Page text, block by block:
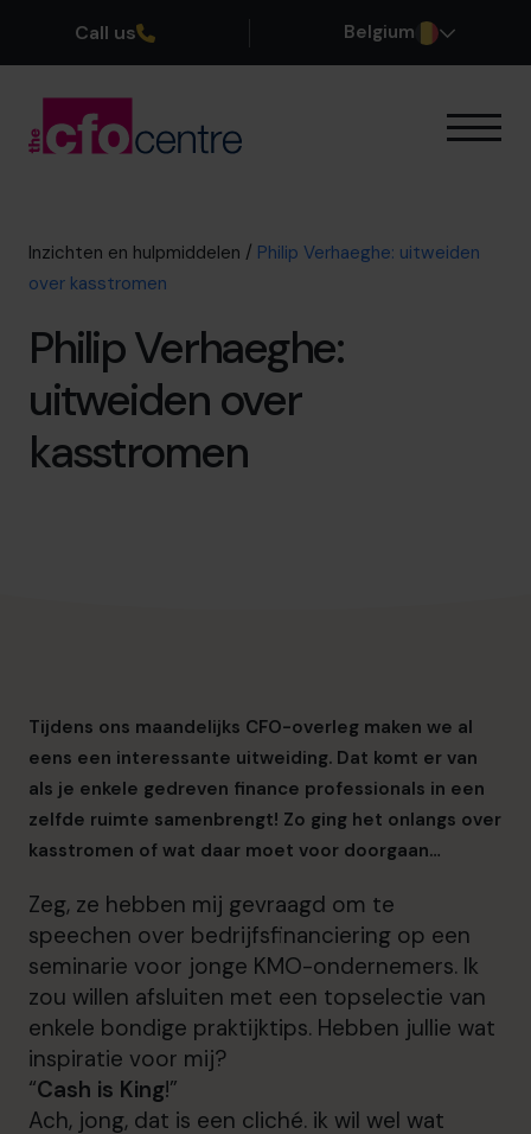
Call us Belgium
Onze CFO’s
Getuigenissen
Word lid van ons team
Plan een kennismakingsgesprek
Inzichten en hulpmiddelen / Philip Verhaeghe: uitweiden
over kasstromen
Philip Verhaeghe:
uitweiden over
kasstromen
Tijdens ons maandelijks CFO-overleg maken we al
eens een interessante uitweiding. Dat komt er van
als je enkele gedreven finance professionals in een
zelfde ruimte samenbrengt! Zo ging het onlangs over
kasstromen of wat daar moet voor doorgaan…
Zeg, ze hebben mij gevraagd om te
speechen over bedrijfsfinanciering op een
seminarie voor jonge KMO-ondernemers. Ik
zou willen afsluiten met een topselectie van
enkele bondige praktijktips. Hebben jullie wat
inspiratie voor mij?
“Cash is King!”
Ach, jong, dat is een cliché. ik wil wel wat